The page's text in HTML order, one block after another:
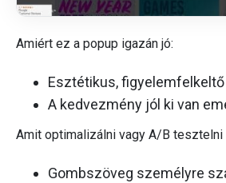
Amiért ez a popup igazán jó:
Esztétikus,
A kedvezmény jól ki van
Amit optimalizálni vagy A/B tesztelni
Gombszöveg személyre